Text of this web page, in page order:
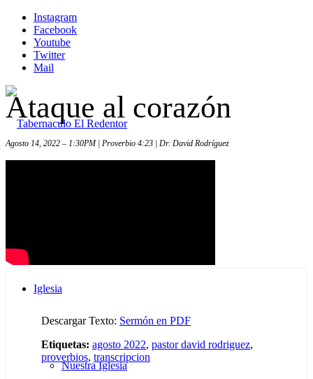
Instagram
Facebook
Youtube
Twitter
Mail
Iglesia
Nuestra Iglesia
Ataque al corazón
Agosto 14, 2022 – 1:30PM | Proverbio 4:23 | Dr. David Rodríguez
Descargar Texto: Sermón en PDF
Etiquetas: agosto 2022, pastor david rodriguez,
proverbios, transcripcion